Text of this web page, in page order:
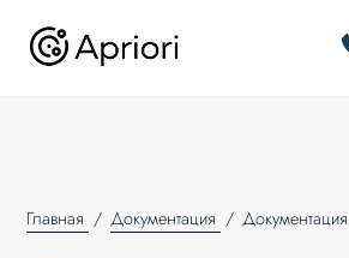
Главная Документация Документация